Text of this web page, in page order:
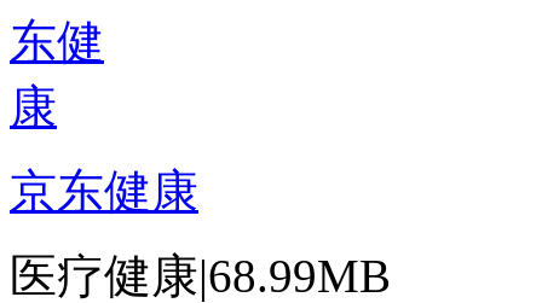
京东健康
医疗健康|68.99MB